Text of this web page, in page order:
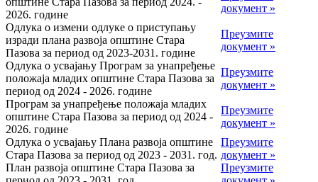
2026. године
документ »
Одлука о измени одлуке о приступању
изради плана развоја општине Стара
Пазова за период од 2023-2031. године
Преузмите
документ »
Одлука о усвајању Програм за унапређење
положаја младих општине Стара Пазова за
период од 2024 - 2026. године
Преузмите
документ »
Програм за унапређење положаја младих
општине Стара Пазова за период од 2024 -
2026. године
Преузмите
документ »
Одлука о усвајању Плана развоја општине
Стара Пазова за период од 2023 - 2031. год.
Преузмите
документ »
План развоја општине Стара Пазова за
Преузмите